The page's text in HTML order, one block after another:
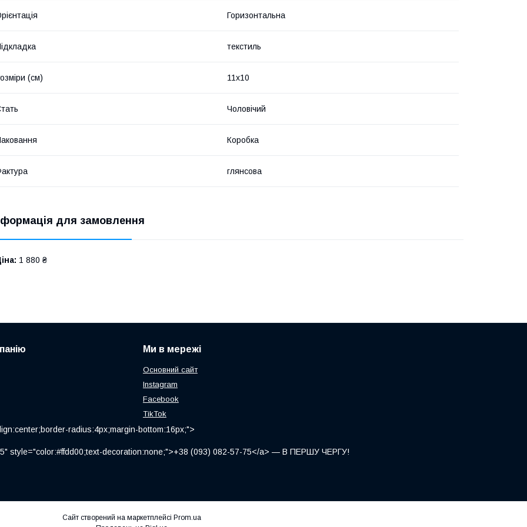
Горизонтальна
текстиль
(см) 11х10
Чоловічий
Коробка
глянсова
для замовлення
1 880 ₴
Ми в мережі
Основний сайт
Instagram
Facebook
TikTok
radius:4px;margin-bottom:16px;">
style="color:#ffdd00;text-decoration:none;">+38 (093) 082-57-75</a> — В ПЕРШУ ЧЕРГУ!
Сайт створений на маркетплейсі Prom.ua